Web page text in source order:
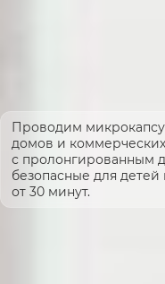
Проводим
домов и
с пролонгированным
безопасные для
от 30 минут.